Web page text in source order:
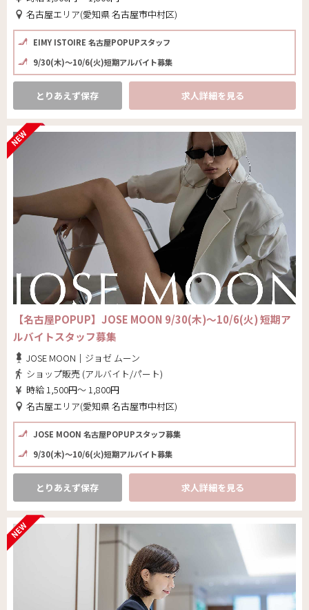
名古屋エリア(愛知県 名古屋市中村区)
EIMY ISTOIRE 名古屋POPUPスタッフ
9/30(木)～10/6(火)短期アルバイト募集
とりあえず保存 求人詳細を見る
【名古屋POPUP】JOSE MOON 9/30(木)～10/6(火) 短期ア
ルバイトスタッフ募集
JOSE MOON｜ジョゼ ムーン
ショップ販売 (アルバイト/パート)
時給 1,500円～ 1,800円
名古屋エリア(愛知県 名古屋市中村区)
JOSE MOON 名古屋POPUPスタッフ募集
9/30(木)～10/6(火)短期アルバイト募集
とりあえず保存 求人詳細を見る